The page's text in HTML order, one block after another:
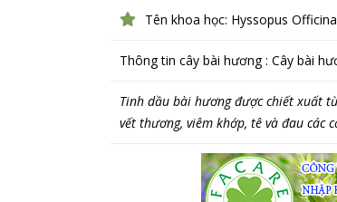
Tên khoa học: Hyssopus
Thông tin cây bài hương : Cây bài
Tinh dầu bài hương được chiết xuất
vết thương, viêm khớp, tê và đau các